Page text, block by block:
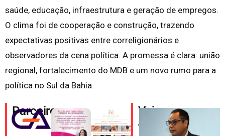
saúde, educação, infraestrutura e geração de empregos.
O clima foi de cooperação e construção, trazendo
expectativas positivas entre correligionários e
observadores da cena política. A promessa é clara: união
regional, fortalecimento do MDB e um novo rumo para a
política no Sul da Bahia.
Parceiros
Veja
também